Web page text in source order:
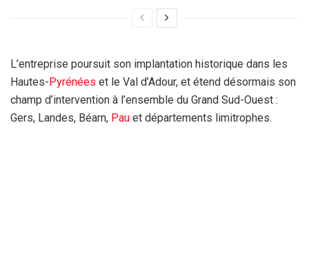
L’entreprise poursuit son implantation historique dans les
Hautes-Pyrénées et le Val d’Adour, et étend désormais son
champ d’intervention à l’ensemble du Grand Sud-Ouest :
Gers, Landes, Béarn, Pau et départements limitrophes.